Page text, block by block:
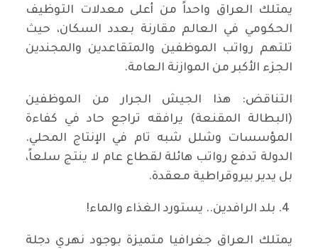
​يمتلك العراق واحداً من أعلى معدلات التوظيف
الحكومي في العالم مقارنة بعدد السكان، حيث
تلتهم رواتب الموظفين والمتقاعدين والمجندين
الجزء الأكبر من الموازنة العامة.
​التناقض: هذا الجيش الجرار من الموظفين
(البطالة المقنعة) يرافقه تراجع حاد في كفاءة
المؤسسات وشلل شبه تام في الإنتاج المحلي.
الدولة تدفع رواتب هائلة لقطاع عام لا ينتج سلعاً،
بل يدير بيروقراطية معقدة.
​يمتلك العراق جغرافيا متميزة بوجود نهري دجلة